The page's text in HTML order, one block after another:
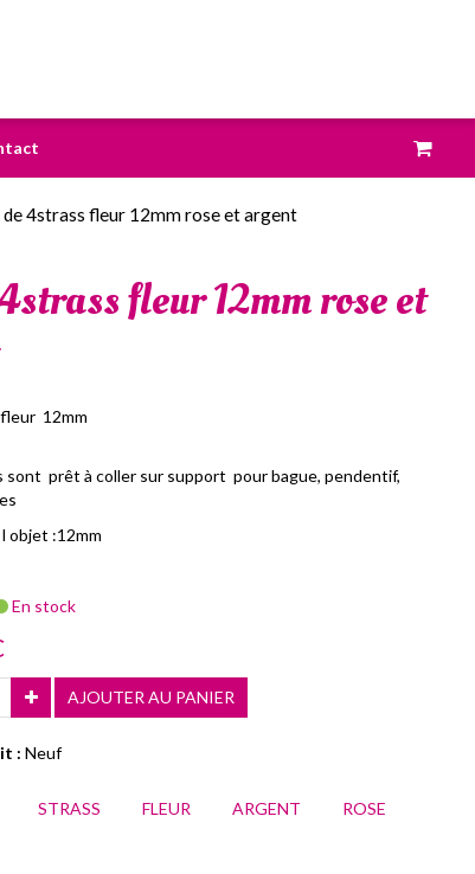
de 4strass fleur 12mm rose et argent
fleur 12mm rose et
12mm
sont prêt à coller sur support pour bague, pendentif,
objet :12mm
En stock
AJOUTER AU PANIER
: Neuf
STRASS FLEUR ARGENT ROSE